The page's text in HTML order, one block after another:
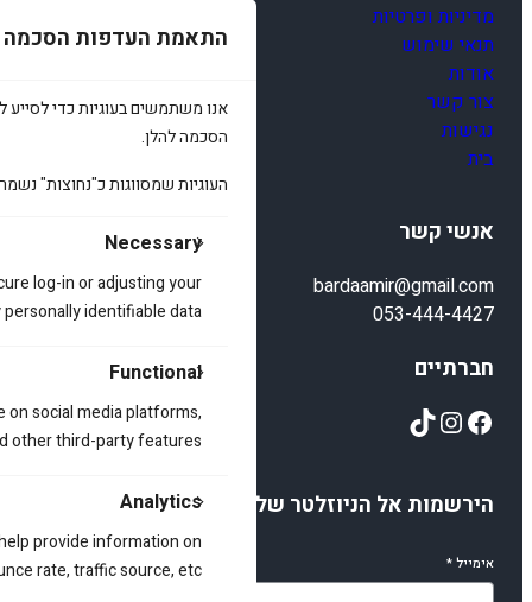
התאמת העדפות הסכמה
אנו משתמשים בעוגיות כדי לסייע
הסכמה להלן.
העוגיות שמסווגות כ"נחוצות"
Necessary
log-in or adjusting your
identifiable data.
Functional
social media platforms,
other third-party features.
Analytics
provide information on
rate, traffic source, etc.
מדיניות ופרטיות
תנאי שימוש
אודות
צור קשר
נגישות
בית
אנשי קשר
bardaamir@gmail.com
053-444-4427
חברתיים
Facebook
Instagram
TikTok
הירשמות אל הניוזלטר שלנו
אימייל*